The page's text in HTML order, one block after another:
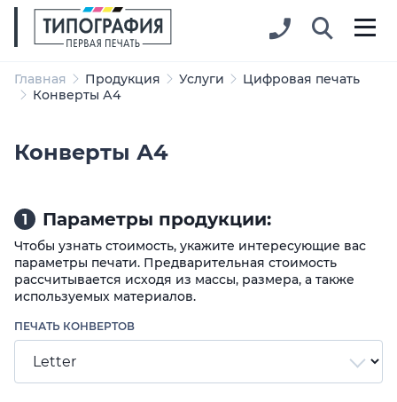
Главная Продукция Услуги
Цифровая печать
Конверты А4
Конверты А4
1 Параметры продукции:
Чтобы узнать стоимость, укажите интересующие вас
параметры печати. Предварительная стоимость
рассчитывается исходя из массы, размера, а также
используемых материалов.
ПЕЧАТЬ КОНВЕРТОВ